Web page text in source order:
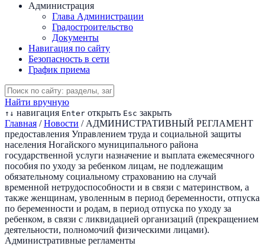
Администрация
Глава Администрации
Градостроительство
Документы
Навигация по сайту
Безопасность в сети
График приема
Найти вручную
↑ ↓ навигация Enter открыть Esc закрыть
Главная / Новости / АДМИНИСТРАТИВНЫЙ РЕГЛАМЕНТ
предоставления Управлением труда и социальной защиты
населения Ногайского муниципального района
государственной услуги назначение и выплата ежемесячного
пособия по уходу за ребенком лицам, не подлежащим
обязательному социальному страхованию на случай
временной нетрудоспособности и в связи с материнством, а
также женщинам, уволенным в период беременности, отпуска
по беременности и родам, в период отпуска по уходу за
ребенком, в связи с ликвидацией организаций (прекращением
деятельности, полномочий физическими лицами).
Административные регламенты